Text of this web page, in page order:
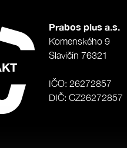
Prabos plus a.s.
Komenského 9
Slavičín 76321
IČO: 26272857
DIČ: CZ26272857